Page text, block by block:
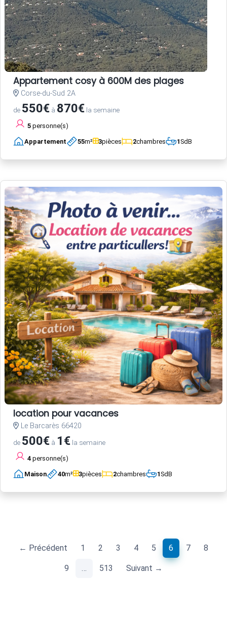
Appartement cosy à 600M des plages
Corse-du-Sud 2A
de 550€ à 870€ la semaine
5 personne(s)
Appartement 55m² 3pièces 2chambres 1SdB
location pour vacances
Le Barcarès 66420
de 500€ à 1€ la semaine
4 personne(s)
Maison 40m² 3pièces 2chambres 1SdB
← Précédent 1 2 3 4 5 6 (current)
7 8
9 … 513 Suivant →